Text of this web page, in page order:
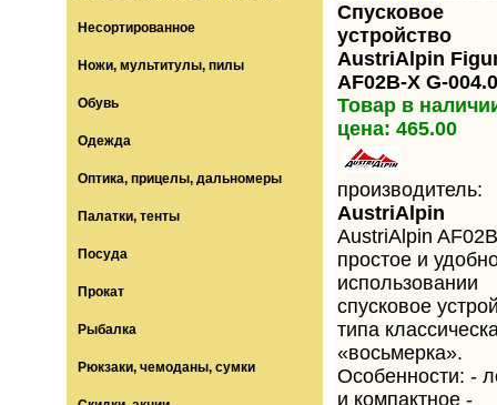
Несортированное
Ножи, мультитулы, пилы
Обувь
Одежда
Оптика, прицелы, дальномеры
Палатки, тенты
Посуда
Прокат
Рыбалка
Рюкзаки, чемоданы, сумки
Спусковое
устройство
AustriAlpin
AF02B-X G-
Товар в
цена: 465.00
производитель:
AustriAlpin
AustriАlpin
простое и
использовании
спусковое
типа
«восьмерка».
Особенности: -
и компактное -